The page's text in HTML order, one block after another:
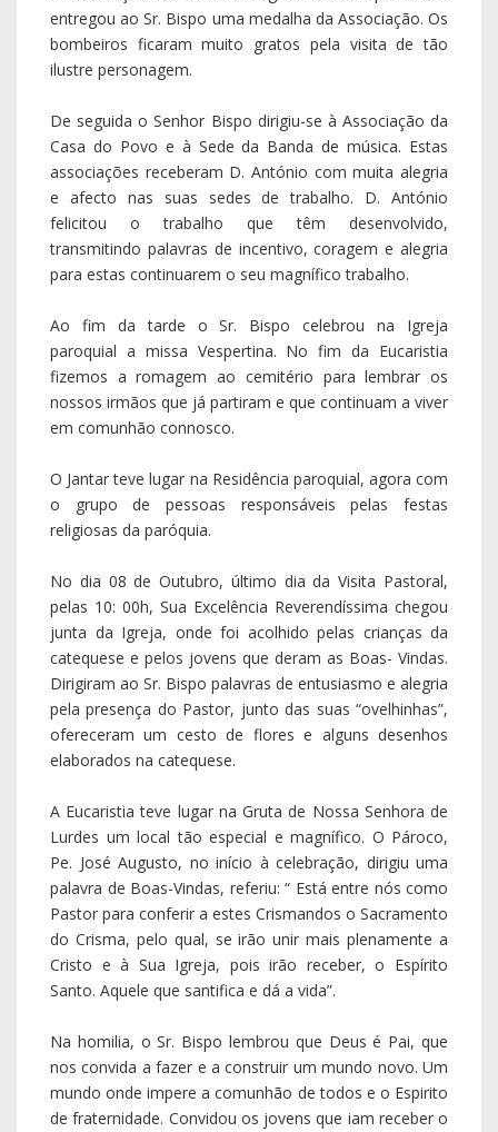
paroquial a missa Vespertina. No fim da Eucaristia
fizemos a romagem ao cemitério para lembrar os
nossos irmãos que já partiram e que continuam a viver
O Jantar teve lugar na Residência paroquial, agora com
o grupo de pessoas responsáveis pelas festas
religiosas da paróquia.
No dia 08 de Outubro, último dia da Visita Pastoral,
pelas 10: 00h, Sua Excelência Reverendíssima chegou
catequese e pelos jovens que deram as Boas- Vindas.
Dirigiram ao Sr. Bispo palavras de entusiasmo e alegria
pela presença do Pastor, junto das suas “ovelhinhas”,
ofereceram um cesto de flores e alguns desenhos
elaborados na catequese.
A Eucaristia teve lugar na Gruta de Nossa Senhora de
Lurdes um local tão especial e magnífico. O Pároco,
Pe. José Augusto, no início à celebração, dirigiu uma
Pastor para conferir a estes Crismandos o Sacramento
do Crisma, pelo qual, se irão unir mais plenamente a
Cristo e à Sua Igreja, pois irão receber, o Espírito
Santo. Aquele que santifica e dá a vida”.
Na homilia, o Sr. Bispo lembrou que Deus é Pai, que
nos convida a fazer e a construir um mundo novo. Um
mundo onde impere a comunhão de todos e o Espirito
Sacramento do Crisma a serem teimosos, descarados
e desenvergonhados a anunciar Deus em que
acreditam, um Deus que é Pai e que está próximo de
todos e principalmente daqueles que estão mais sós e
abandonados.
Animou a celebração o grupo coral litúrgico da Igreja
de Santa Marinha e da Capela de S. Brás.
Esta visita pastoral foi uma graça e uma bênção para
toda a paróquia. Toda a comunidade sentiu a presença
amiga, afável, serena e sábia do nosso Bispo.
Obrigado Sr. D. António Couto.